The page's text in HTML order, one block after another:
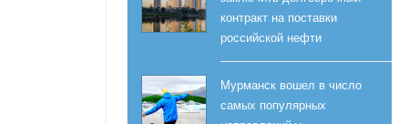
контракт на поставки
российской нефти
Мурманск вошел в число
самых популярных